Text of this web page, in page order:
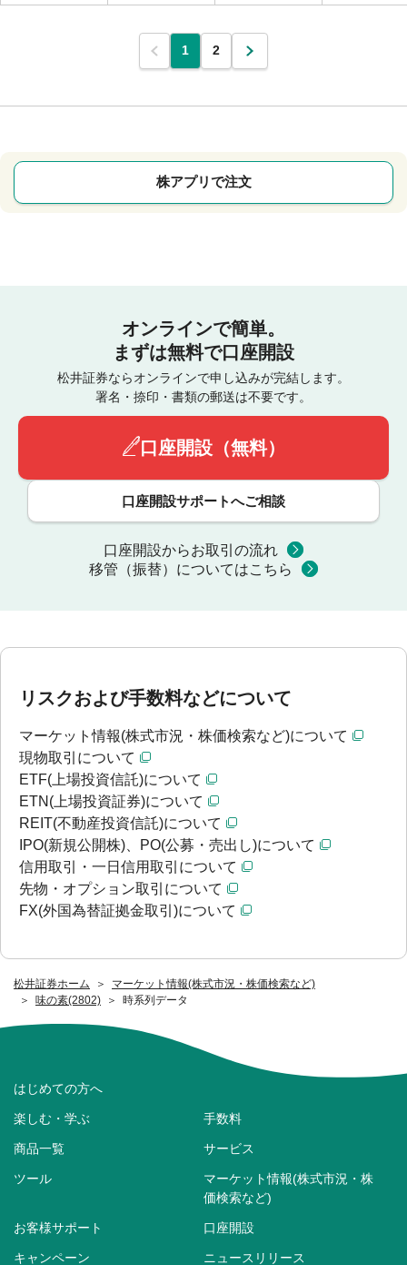
松井証券ホーム
マーケット情報(株式市況・株価検索など)
味の素(2802)
時系列データ
1 2
株アプリで注文
オンラインで簡単。
まずは無料で口座開設
松井証券ならオンラインで申し込みが完結します。
署名・捺印・書類の郵送は不要です。
口座開設（無料）
口座開設サポートへご相談
口座開設からお取引の流れ
移管（振替）についてはこちら
リスクおよび手数料などについて
マーケット情報(株式市況・株価検索など)について
現物取引について
ETF(上場投資信託)について
ETN(上場投資証券)について
REIT(不動産投資信託)について
IPO(新規公開株)、PO(公募・売出し)について
信用取引・一日信用取引について
先物・オプション取引について
FX(外国為替証拠金取引)について
はじめての方へ
楽しむ・学ぶ 手数料
商品一覧 サービス
ツール
マーケット情報(株式市況・株
価検索など)
お客様サポート 口座開設
キャンペーン ニュースリリース